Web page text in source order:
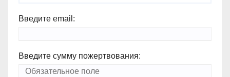
Введите email:
Введите сумму пожертвования: